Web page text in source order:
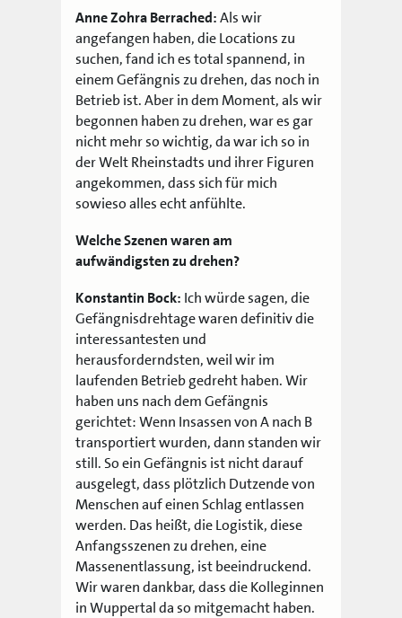
Anne Zohra Berrached:Als wir
angefangen haben, die Locations zu
suchen, fand ich es total spannend, in
einem Gefängnis zu drehen, das noch in
Betrieb ist. Aber in dem Moment, als wir
begonnen haben zu drehen, war es gar
nicht mehr so wichtig, da war ich so in
der Welt Rheinstadts und ihrer Figuren
angekommen, dass sich für mich
sowieso alles echt anfühlte.
Welche Szenen waren am
aufwändigsten zu drehen?
Konstantin Bock: Ich würde sagen, die
Gefängnisdrehtage waren definitiv die
interessantesten und
herausforderndsten, weil wir im
laufenden Betrieb gedreht haben. Wir
haben uns nach dem Gefängnis
gerichtet: Wenn Insassen von A nach B
transportiert wurden, dann standen wir
still. So ein Gefängnis ist nicht darauf
ausgelegt, dass plötzlich Dutzende von
Menschen auf einen Schlag entlassen
werden. Das heißt, die Logistik, diese
Anfangsszenen zu drehen, eine
Massenentlassung, ist beeindruckend.
Wir waren dankbar, dass die Kolleginnen
in Wuppertal da so mitgemacht haben.